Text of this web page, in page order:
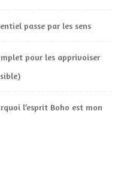
passe par les sens
pour les apprivoiser
l’esprit Boho est mon